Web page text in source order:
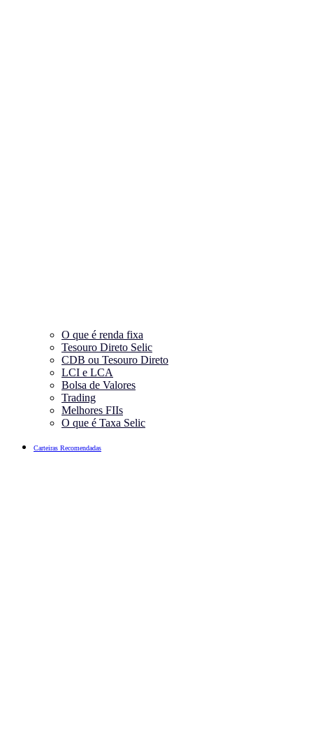
O que é renda fixa
Tesouro Direto Selic
CDB ou Tesouro Direto
LCI e LCA
Bolsa de Valores
Trading
Melhores FIIs
O que é Taxa Selic
Carteiras Recomendadas